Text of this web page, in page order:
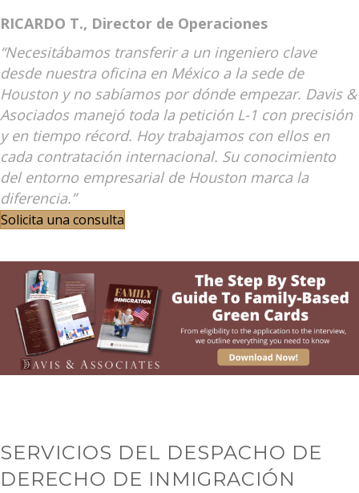
RICARDO T., Director de Operaciones
“Necesitábamos transferir a un ingeniero clave
desde nuestra oficina en México a la sede de
Houston y no sabíamos por dónde empezar. Davis &
Asociados manejó toda la petición L-1 con precisión
y en tiempo récord. Hoy trabajamos con ellos en
cada contratación internacional. Su conocimiento
del entorno empresarial de Houston marca la
diferencia.”
Solicita una consulta
SERVICIOS DEL DESPACHO DE
DERECHO DE INMIGRACIÓN